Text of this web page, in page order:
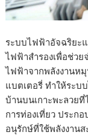
ระบบไฟฟ้าอัจฉริยะแ
ไฟฟ้าสำรองเพื่อช่ว
ไฟฟ้าจากพลังงานห
แบตเตอรี่ ทำให้ระบ
บ้านบนเกาะพะลวย
การท่องเที่ยว ประก
อนุรักษ์ที่ใช้พลังงาน